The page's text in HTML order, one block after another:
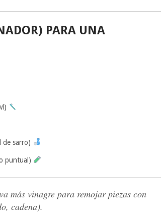
PARA UNA
de sarro)
puntual)
más vinagre para remojar piezas con
cadena).